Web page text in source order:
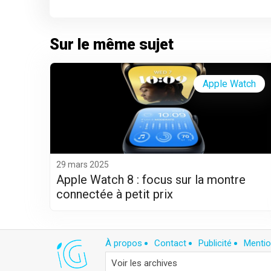
Sur le même sujet
29 mars 2025
Apple Watch 8 : focus sur la montre
connectée à petit prix
Apple Watch
À propos Contact Publicité